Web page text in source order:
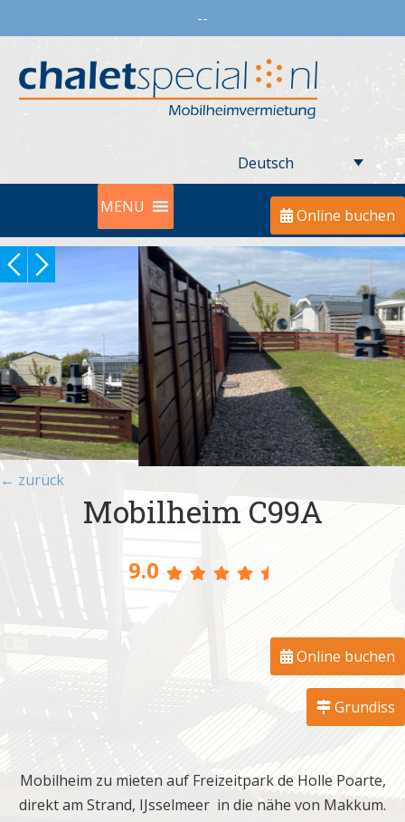
--
Deutsch
MENU Online buchen
← zurück
Mobilheim C99A
9.0
Online buchen
Grundiss
Mobilheim zu mieten auf Freizeitpark de Holle Poarte,
direkt am Strand, IJsselmeer in die nähe von Makkum.